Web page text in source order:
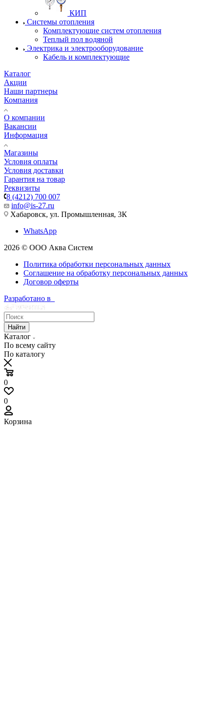
КИП
Системы отопления
Комплектующие систем отопления
Теплый пол водяной
Электрика и электрооборудование
Кабель и комплектующие
Каталог
Акции
Наши партнеры
Компания
О компании
Вакансии
Информация
Магазины
Условия оплаты
Условия доставки
Гарантия на товар
Реквизиты
8 (4212) 700 007
info@is-27.ru
Хабаровск, ул. Промышленная, 3К
WhatsApp
2026 © ООО Аква Систем
Политика обработки персональных данных
Соглашение на обработку персональных данных
Договор оферты
Разработано в
Найти
Каталог
По всему сайту
По каталогу
0
0
Корзина